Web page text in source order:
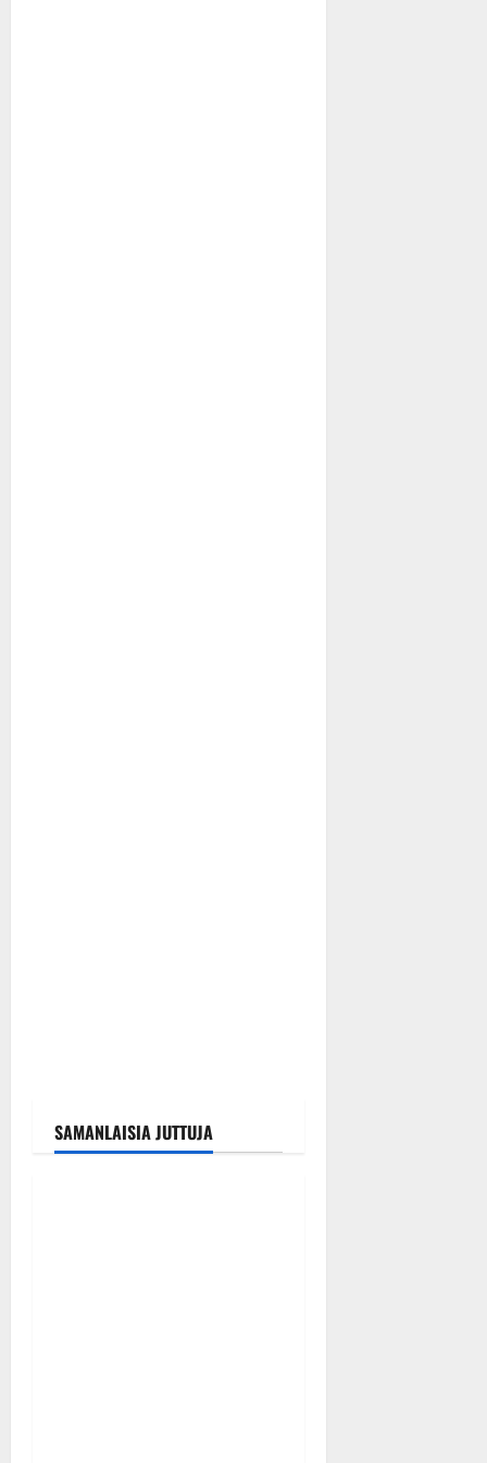
SAMANLAISIA JUTTUJA